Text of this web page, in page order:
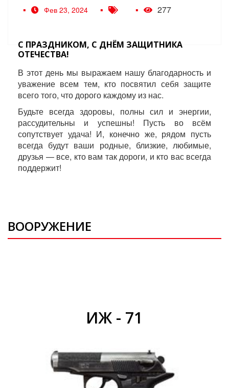
Фев 23, 2024 277
С ПРАЗДНИКОМ, С ДНЁМ ЗАЩИТНИКА
ОТЕЧЕСТВА!
В этот день мы выражаем нашу благодарность и
уважение всем тем, кто посвятил себя защите
всего того, что дорого каждому из нас.
Будьте всегда здоровы, полны сил и энергии,
рассудительны и успешны! Пусть во всём
сопутствует удача! И, конечно же, рядом пусть
всегда будут ваши родные, близкие, любимые,
друзья — все, кто вам так дороги, и кто вас всегда
поддержит!
ВООРУЖЕНИЕ
ИЖ - 71